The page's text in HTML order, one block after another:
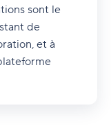
sont le
de
et à